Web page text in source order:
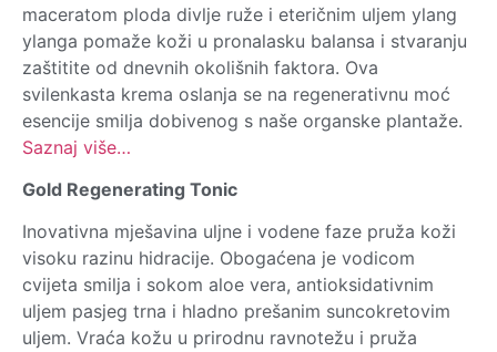
maceratom ploda divlje ruže i eteričnim uljem ylang
ylanga pomaže koži u pronalasku balansa i stvaranju
zaštitite od dnevnih okolišnih faktora. Ova
svilenkasta krema oslanja se na regenerativnu moć
esencije smilja dobivenog s naše organske plantaže.
Saznaj više…
Gold Regenerating Tonic
Inovativna mješavina uljne i vodene faze pruža koži
visoku razinu hidracije. Obogaćena je vodicom
cvijeta smilja i sokom aloe vera, antioksidativnim
uljem pasjeg trna i hladno prešanim suncokretovim
uljem. Vraća kožu u prirodnu ravnotežu i pruža